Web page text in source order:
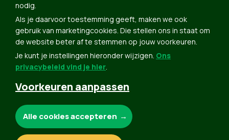
Word lid
Agenda
Bekijk kalender
Verleng je lidmaatschap
Programma oktober 2024
Programma juni 2024
Downloads
Webshop
nodig.
Als je daarvoor toestemming geeft, maken we ook
gebruik van marketingcookies. Die stellen ons in staat om
de website beter af te stemmen op jouw voorkeuren.
Je kunt je instellingen hieronder wijzigen. Ons
privacybeleid vind je hier.
Voorkeuren aanpassen
Alle cookies accepteren